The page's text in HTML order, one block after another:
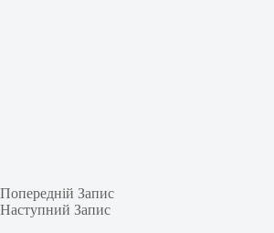
Попередній Запис
Наступний Запис